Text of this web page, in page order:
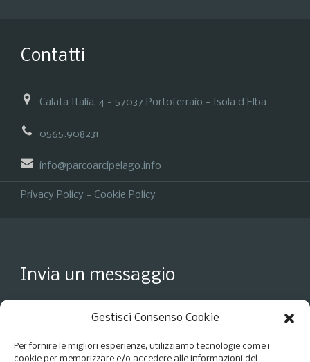
Gestisci Consenso Cookie
Per fornire le migliori esperienze, utilizziamo tecnologie come i
cookie per memorizzare e/o accedere alle informazioni del
Contatti
Calata Italia, 4 - 57037 Portoferraio - Isola d'Elba
0565.908231
info@parcoarcipelago.info
Privacy Policy - Cookie Policy
Invia un messaggio